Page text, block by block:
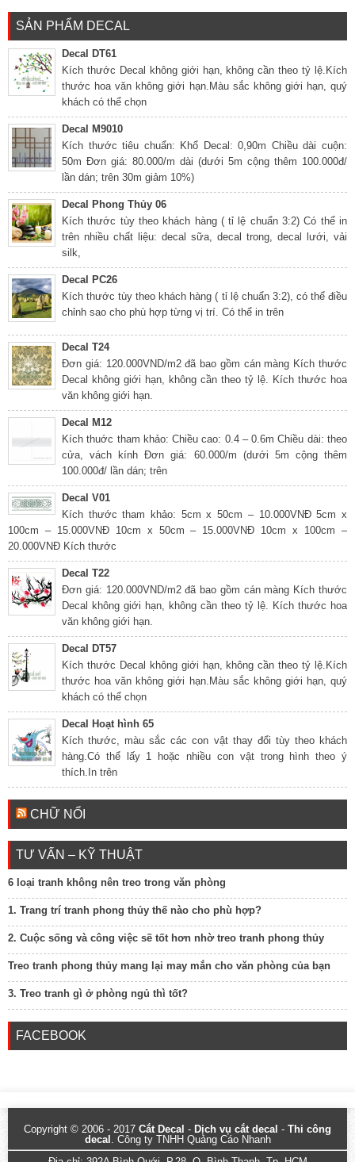
SẢN PHẨM DECAL
Decal DT61
Kích thước Decal không giới hạn, không cần theo tỷ lệ.Kích
thước hoa văn không giới hạn.Màu sắc không giới hạn, quý
khách có thể chọn
Decal M9010
Kích thước tiêu chuẩn: Khổ Decal: 0,90m Chiều dài cuộn:
50m Đơn giá: 80.000/m dài (dưới 5m cộng thêm 100.000đ/
lần dán; trên 30m giảm 10%)
Decal Phong Thủy 06
Kích thước tùy theo khách hàng ( tỉ lệ chuẩn 3:2) Có thể in
trên nhiều chất liệu: decal sữa, decal trong, decal lưới, vải
silk,
Decal PC26
Kích thước tùy theo khách hàng ( tỉ lệ chuẩn 3:2), có thể điều
chỉnh sao cho phù hợp từng vị trí. Có thể in trên
Decal T24
Đơn giá: 120.000VND/m2 đã bao gồm cán màng Kích thước
Decal không giới hạn, không cần theo tỷ lệ. Kích thước hoa
văn không giới hạn.
Decal M12
Kích thuớc tham khảo: Chiều cao: 0.4 – 0.6m Chiều dài: theo
cửa, vách kính Đơn giá: 60.000/m (dưới 5m cộng thêm
100.000đ/ lần dán; trên
Decal V01
Kích thước tham khảo: 5cm x 50cm – 10.000VNĐ 5cm x
100cm – 15.000VNĐ 10cm x 50cm – 15.000VNĐ 10cm x 100cm –
20.000VNĐ Kích thước
Decal T22
Đơn giá: 120.000VND/m2 đã bao gồm cán màng Kích thước
Decal không giới hạn, không cần theo tỷ lệ. Kích thước hoa
văn không giới hạn.
Decal DT57
Kích thước Decal không giới hạn, không cần theo tỷ lệ.Kích
thước hoa văn không giới hạn.Màu sắc không giới hạn, quý
khách có thể chọn
Decal Hoạt hình 65
Kích thước, màu sắc các con vật thay đổi tùy theo khách
hàng.Có thể lấy 1 hoặc nhiều con vật trong hình theo ý
thích.In trên
CHỮ NỔI
TƯ VẤN – KỸ THUẬT
6 loại tranh không nên treo trong văn phòng
1. Trang trí tranh phong thủy thế nào cho phù hợp?
2. Cuộc sống và công việc sẽ tốt hơn nhờ treo tranh phong thủy
Treo tranh phong thủy mang lại may mắn cho văn phòng của bạn
3. Treo tranh gì ở phòng ngủ thì tốt?
FACEBOOK
Copyright © 2006 - 2017 Cắt Decal - Dịch vụ cắt decal - Thi công
decal . Công ty TNHH Quảng Cáo Nhanh